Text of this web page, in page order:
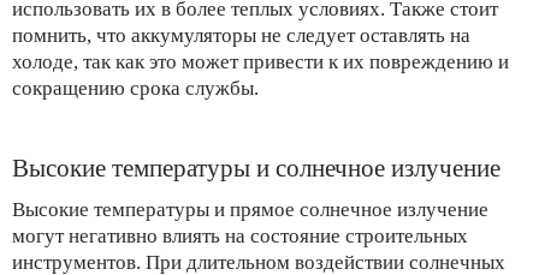
использовать их в более теплых условиях. Также стоит
помнить, что аккумуляторы не следует оставлять на
холоде, так как это может привести к их повреждению и
сокращению срока службы.
Высокие температуры и солнечное излучение
Высокие температуры и прямое солнечное излучение
могут негативно влиять на состояние строительных
инструментов. При длительном воздействии солнечных